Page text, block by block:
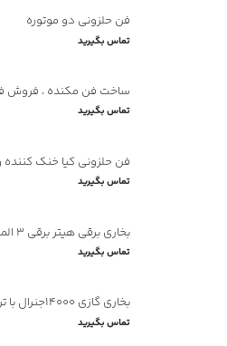
فن حلزونی دو موتوره
تماس بگیرید
ساخت فن مکنده ، فروش
تماس بگیرید
فن حلزونی کیا خنک
تماس بگیرید
بخاری برقی هیتر برقی ۳ المنت کم مصرف
تماس بگیرید
بخاری گازی 14000جنرال با ترموکوپل باضمانت
تماس بگیرید